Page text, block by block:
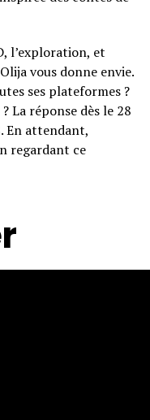
l’exploration, et
vous donne envie.
ses plateformes ?
La réponse dès le 28
En attendant,
regardant ce